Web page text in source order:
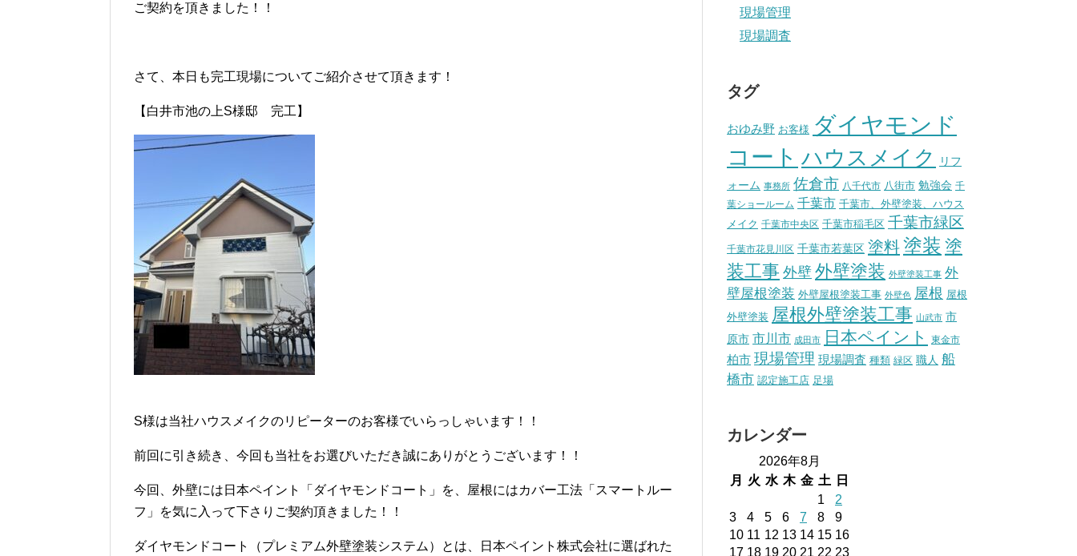
ご契約を頂きました！！
さて、本日も完工現場についてご紹介させて頂きます！
【白井市池の上S様邸 完工】
S様は当社ハウスメイクのリピーターのお客様でいらっしゃいます！！
前回に引き続き、今回も当社をお選びいただき誠にありがとうございます！！
今回、外壁には日本ペイント「ダイヤモンドコート」を、屋根にはカバー工法「スマートルー
フ」を気に入って下さりご契約頂きました！！
ダイヤモンドコート（プレミアム外壁塗装システム）とは、日本ペイント株式会社に選ばれた
現場管理
現場調査
タグ
おゆみ野 お客様 ダイヤモンド
コート ハウスメイク
リフ
ォーム 事務所 佐倉市 八千代市 八街市 勉強会 千
葉ショールーム 千葉市 千葉市、外壁塗装、ハウス
メイク 千葉市中央区 千葉市稲毛区 千葉市緑区
千葉市花見川区 千葉市若葉区 塗料塗装 塗
装工事 外壁 外壁塗装 外壁塗装工事 外
壁屋根塗装 外壁屋根塗装工事 外壁色 屋根 屋根
外壁塗装 屋根外壁塗装工事 山武市 市
原市 市川市 成田市 日本ペイント 東金市
柏市 現場管理 現場調査 種類 緑区 職人 船
橋市 認定施工店 足場
カレンダー
2026年8月
月
火 水 木 金 土
日
1
2
3
4 5 6 7 8
9
10 11 12 13 14 15 16
17 18 19 20 21 22 23